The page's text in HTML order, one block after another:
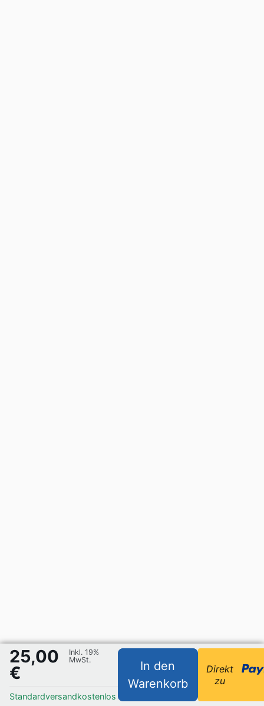
25,00
€
Inkl. 19%
MwSt.
Standardversandkostenlos
In den
Warenkorb
Direkt
zu